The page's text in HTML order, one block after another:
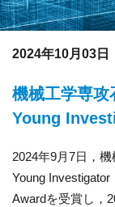
2024年10月03日
機械工学専攻
Young
2024年9月7日，
Young Investigator
Awardを受賞し，